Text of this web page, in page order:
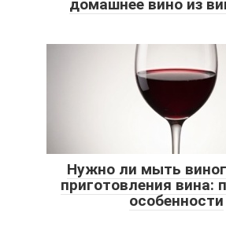
домашнее вино из
Нужно ли мыть
приготовления вина:
особенности